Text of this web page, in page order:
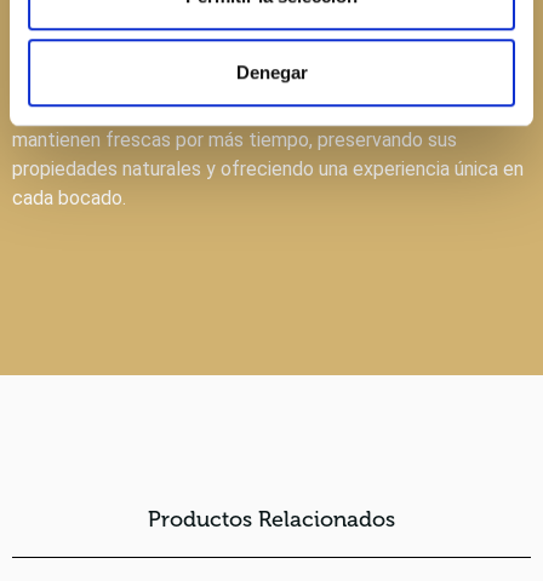
Denegar
proximidad y calidad, perfecto para quienes valoran la
Estas nueces con cáscara son fáciles de abrir y se
mantienen frescas por más tiempo, preservando sus
propiedades naturales y ofreciendo una experiencia única en
cada bocado.
Productos Relacionados